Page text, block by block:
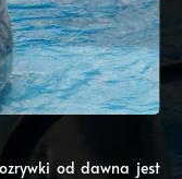
od dawna jest